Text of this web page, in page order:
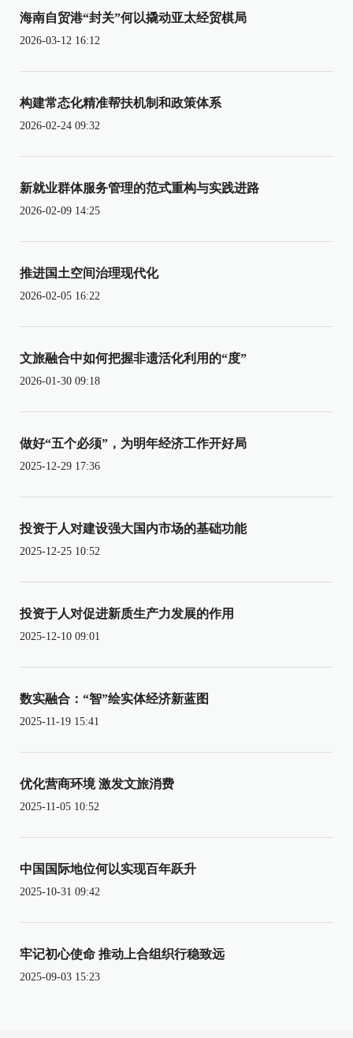
海南自贸港“封关”何以撬动亚太经贸棋局
2026-03-12 16:12
构建常态化精准帮扶机制和政策体系
2026-02-24 09:32
新就业群体服务管理的范式重构与实践进路
2026-02-09 14:25
推进国土空间治理现代化
2026-02-05 16:22
文旅融合中如何把握非遗活化利用的“度”
2026-01-30 09:18
做好“五个必须”，为明年经济工作开好局
2025-12-29 17:36
投资于人对建设强大国内市场的基础功能
2025-12-25 10:52
投资于人对促进新质生产力发展的作用
2025-12-10 09:01
数实融合：“智”绘实体经济新蓝图
2025-11-19 15:41
优化营商环境 激发文旅消费
2025-11-05 10:52
中国国际地位何以实现百年跃升
2025-10-31 09:42
牢记初心使命 推动上合组织行稳致远
2025-09-03 15:23